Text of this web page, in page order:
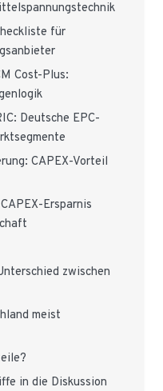
für
Cost-Plus:
Deutsche EPC-
CAPEX-Vorteil
Ersparnis
zwischen
meist
in die Diskussion